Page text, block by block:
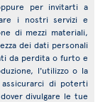
per invitarti a
i nostri servizi e
di mezzi materiali,
dei dati personali
da perdita o furto e
l'utilizzo o la
di poterti
divulgare le tue